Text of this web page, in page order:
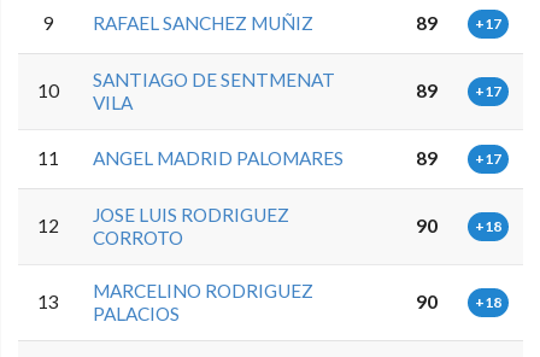
9 RAFAEL SANCHEZ MUÑIZ 89 +17
10
SANTIAGO DE SENTMENAT
VILA
89 +17
11 ANGEL MADRID PALOMARES 89 +17
12
JOSE LUIS RODRIGUEZ
CORROTO
90 +18
13
MARCELINO RODRIGUEZ
PALACIOS
90 +18